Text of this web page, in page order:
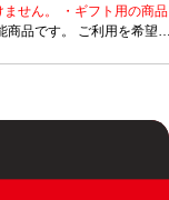
の場合は、結びをご指定
場合、作成作業のため最
ルやジャスミンも感じられ
よい飲みやすい一本。
ラー・トゥルガウ 13%、
せん。 ・ギフト用の商品
商品です。 ご利用を希望
場合、作成作業のため最
より配送指定日をご選択
の配送となります。ご了承
やジャスミンも感じられ